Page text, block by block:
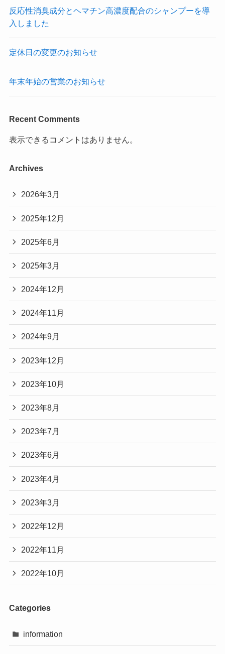
反応性消臭成分とヘマチン高濃度配合のシャンプーを導
入しました
定休日の変更のお知らせ
年末年始の営業のお知らせ
Recent Comments
表示できるコメントはありません。
Archives
2026年3月
2025年12月
2025年6月
2025年3月
2024年12月
2024年11月
2024年9月
2023年12月
2023年10月
2023年8月
2023年7月
2023年6月
2023年4月
2023年3月
2022年12月
2022年11月
2022年10月
Categories
information